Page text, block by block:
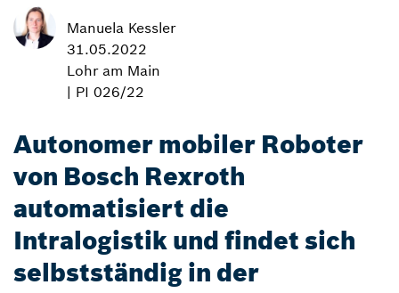
Manuela Kessler
31.05.2022
Lohr am Main
| PI 026/22
Autonomer mobiler Roboter
von Bosch Rexroth
automatisiert die
Intralogistik und findet sich
selbstständig in der